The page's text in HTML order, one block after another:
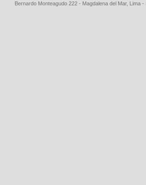
Bernardo Monteagudo 222 - Magdalena del Mar, Lima